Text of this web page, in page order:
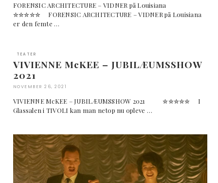
FORENSIC ARCHITECTURE – VIDNER på Louisiana
✮✮✮✮✮ FORENSIC ARCHITECTURE – VIDNER på Louisiana
er den femte …
TEATER
VIVIENNE McKEE – JUBILÆUMSSHOW
2021
NOVEMBER 26, 2021
VIVIENNE McKEE – JUBILÆUMSSHOW 2021 ✮✮✮✮✮ I
Glassalen i TIVOLI kan man netop nu opleve …